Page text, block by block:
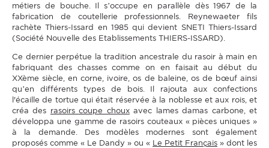
métiers de bouche. Il s’occupe en parallèle dès 1967 de la
fabrication de coutellerie professionnels. Reynewaeter fils
rachète Thiers-Issard en 1985 qui devient SNETI Thiers-Issard
(Société Nouvelle des Etablissements THIERS-ISSARD).
Ce dernier perpétue la tradition ancestrale du rasoir à main en
fabriquant des chasses comme on en faisait au début du
XXème siècle, en corne, ivoire, os de baleine, os de bœuf ainsi
qu’en différents types de bois. Il rajouta aux confections
l'écaille de tortue qui était réservée à la noblesse et aux rois, et
créa des rasoirs coupe chouxavec lames damas carbone, et
développa une gamme de rasoirs couteaux « pièces uniques »
à la demande. Des modèles modernes sont également
proposés comme « Le Dandy » ou « Le Petit Français » dont les